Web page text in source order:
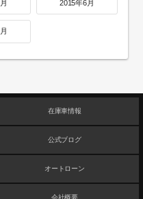
2015年6月
在庫車情報
公式ブログ
オートローン
会社概要